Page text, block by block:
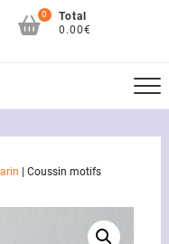
0
Total
0.00€
Coussin motifs